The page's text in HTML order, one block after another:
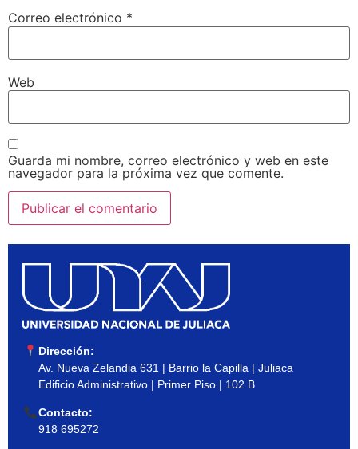
Correo electrónico *
Web
Guarda mi nombre, correo electrónico y web en este
navegador para la próxima vez que comente.
Dirección:
Av. Nueva Zelandia 631 | Barrio la Capilla | Juliaca
Edificio Administrativo | Primer Piso | 102 B
Contacto:
918 695272